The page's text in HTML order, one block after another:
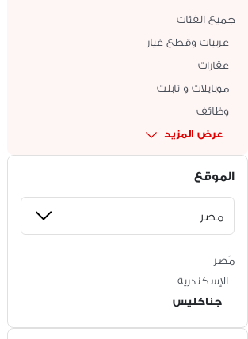
جميع الفئات
عربيات وقطع غيار
عقارات
موبايلات و تابلت
وظائف
عرض المزيد
الموقع
مَصر
الإسكندرية
جناكليس